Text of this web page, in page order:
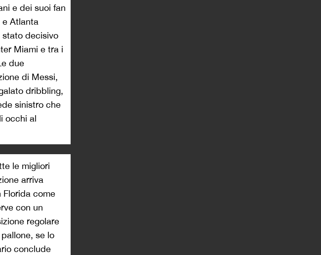
e dei suoi fan
e Atlanta
stato decisivo
Miami e tra i
due
di Messi,
dribbling,
sinistro che
occhi al
le migliori
arriva
Florida come
con un
regolare
se lo
conclude